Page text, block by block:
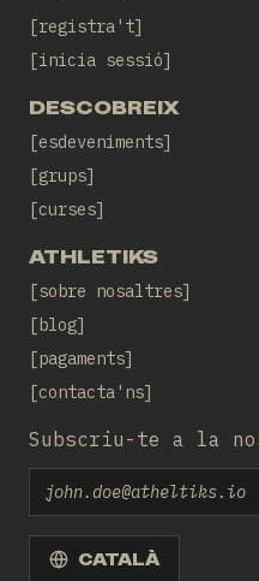
registra't
inicia sessió
DESCOBREIX
esdeveniments
grups
curses
ATHLETIKS
sobre nosaltres
blog
pagaments
contacta'ns
Subscriu-te a la
Email
CATALÀ